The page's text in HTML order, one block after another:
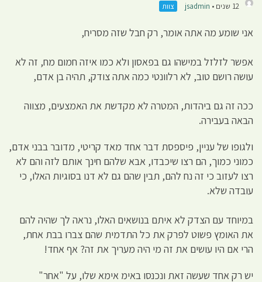
12 שנים • jsadmin צוות
אני שומע מה אתה אומר, רק חבל שזה מסריח,
אפשר לזלזל במישהו גם בפאסון ולא כמו איזה חמום מח, זה לא
עושה רושם טוב, לא רלוונטי כמה אתה צודק, תהיה בן אדם,
ככה זה גם ביהדות, המטרה לא מקדשת את האמצעים, מצווה
הבאה בעבירה.
ולגופו של עניין, פיספסת דבר אחד מאד קריטי, מדובר בבני אדם,
כמוני כמוך, הם רצו שיכבדו, אבא שלהם חינך אותם לזה והם לא
רצו לעזוב כי זה נח להם, תבין שהם גם לא דנו בסוגיות האלו, כי
עובדה שלא.
במיוחד עם הצדק לא איתם בנושאים האלו, נראה לך שהיה להם
את האומץ פשוט לפרק את כל התדמית שהם צברו בבת אחת,
הרי אם היו עושים את זה מי היה מעריך את זה? אף אחד!
יש רק אחד שעשה זאת ונכנסו באימ אימא שלו, על "אחר"